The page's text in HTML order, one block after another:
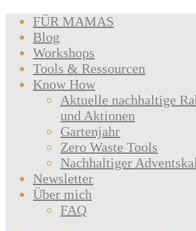
FÜR MAMAS
Blog
Workshops
Tools & Ressourcen
Know How
Aktuelle nachhaltige
und Aktionen
Gartenjahr
Zero Waste Tools
Nachhaltiger
Newsletter
Über mich
FAQ